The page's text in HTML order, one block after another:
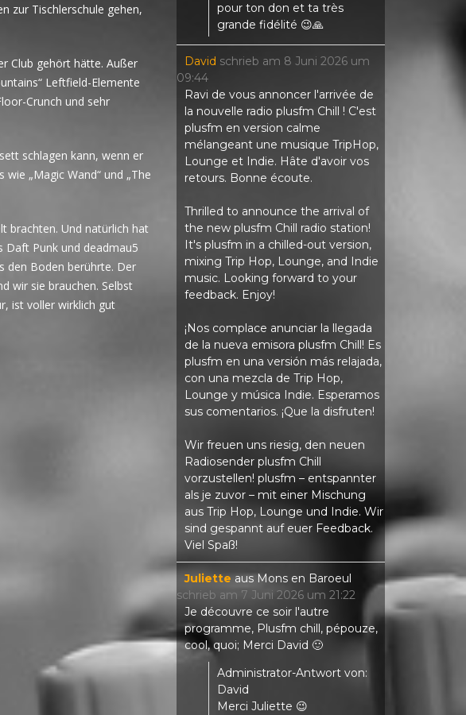
zur Tischlerschule gehen,
Club gehört hätte. Außer
Leftfield-Elemente
Crunch und sehr
schlagen kann, wenn er
„Magic Wand“ und „The
brachten. Und natürlich hat
Daft Punk und deadmau5
den Boden berührte. Der
wir sie brauchen. Selbst
ist voller wirklich gut
pour ton don et ta très
grande fidélité 😉🙏
David schrieb am 8 Juni 2026 um
09:44
Ravi de vous annoncer l'arrivée de
la nouvelle radio plusfm Chill ! C'est
plusfm en version calme
mélangeant une musique TripHop,
Lounge et Indie. Hâte d'avoir vos
retours. Bonne écoute.
Thrilled to announce the arrival of
the new plusfm Chill radio station!
It's plusfm in a chilled-out version,
mixing Trip Hop, Lounge, and Indie
music. Looking forward to your
feedback. Enjoy!
¡Nos complace anunciar la llegada
de la nueva emisora ​​plusfm Chill! Es
plusfm en una versión más relajada,
con una mezcla de Trip Hop,
Lounge y música Indie. Esperamos
sus comentarios. ¡Que la disfruten!
Wir freuen uns riesig, den neuen
Radiosender plusfm Chill
vorzustellen! plusfm – entspannter
als je zuvor – mit einer Mischung
aus Trip Hop, Lounge und Indie. Wir
sind gespannt auf euer Feedback.
Viel Spaß!
Julietteaus Mons en Baroeul
schrieb am 7 Juni 2026 um 21:22
Je découvre ce soir l'autre
programme, Plusfm chill, pépouze,
cool, quoi; Merci David 🙂
Administrator-Antwort von:
David
Merci Juliette 😉